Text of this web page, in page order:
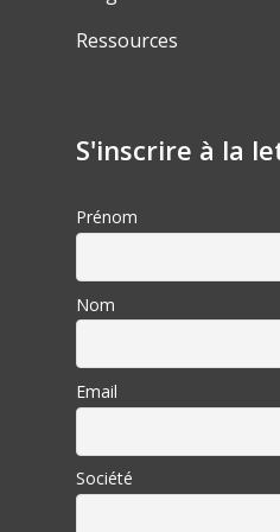
Ressources
S'inscrire à la
Prénom
Nom
Email
Société